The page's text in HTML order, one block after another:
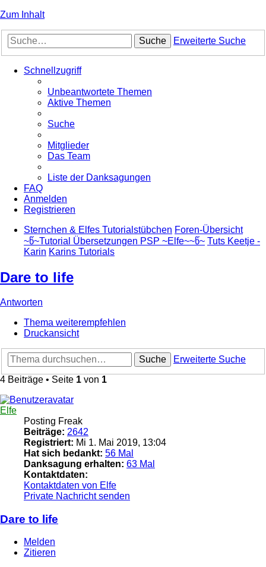
Zum Inhalt
Suche Erweiterte Suche
Schnellzugriff
Unbeantwortete Themen
Aktive Themen
Suche
Mitglieder
Das Team
Liste der Danksagungen
FAQ
Anmelden
Registrieren
Sternchen & Elfes Tutorialstübchen Foren-Übersicht
~წ~Tutorial Übersetzungen PSP ~Elfe~~წ~ Tuts Keetje -
Karin Karins Tutorials
Dare to life
Antworten
Thema weiterempfehlen
Druckansicht
Suche
Erweiterte Suche
4 Beiträge • Seite 1 von 1
Elfe
Posting Freak
Beiträge: 2642
Registriert: Mi 1. Mai 2019, 13:04
Hat sich bedankt: 56 Mal
Danksagung erhalten: 63 Mal
Kontaktdaten:
Kontaktdaten von Elfe
Private Nachricht senden
Dare to life
Melden
Zitieren